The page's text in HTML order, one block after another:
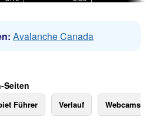
Avalanche Canada
Seiten
Führer Verlauf Webcams